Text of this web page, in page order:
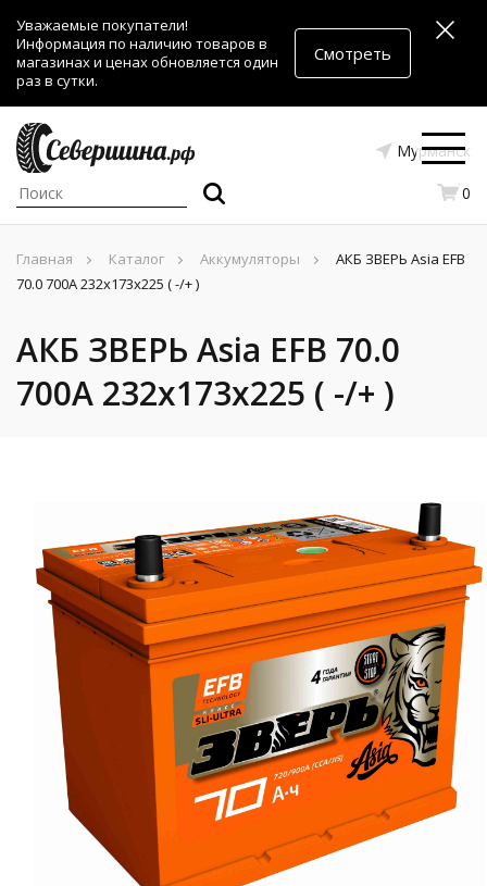
Уважаемые покупатели!
Информация по наличию товаров в
магазинах и ценах обновляется один
раз в сутки.
Смотреть
Мурманск
0
Главная Каталог Аккумуляторы
АКБ ЗВЕРЬ Asia EFB
70.0 700A 232x173x225 ( -/+ )
АКБ ЗВЕРЬ Asia EFB 70.0
700A 232x173x225 ( -/+ )